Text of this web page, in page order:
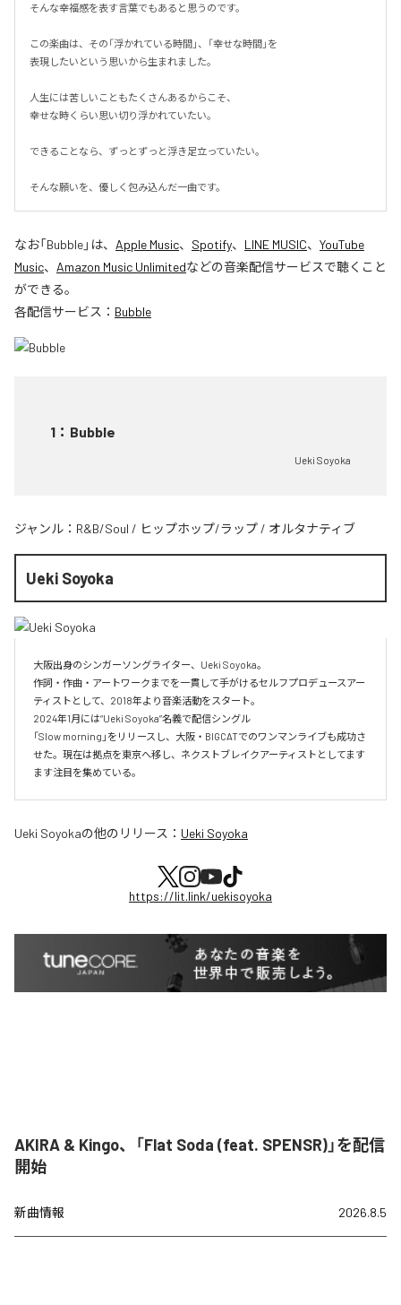
そんな幸福感を表す言葉でもあると思うのです。
この楽曲は、その「浮かれている時間」、「幸せな時間」を
表現したいという思いから生まれました。
人生には苦しいこともたくさんあるからこそ、
幸せな時くらい思い切り浮かれていたい。
できることなら、ずっとずっと浮き足立っていたい。
そんな願いを、優しく包み込んだ一曲です。
なお「Bubble」は、 Apple Music、 Spotify、 LINE MUSIC、 YouTube
Music、 Amazon Music Unlimitedなどの音楽配信サービスで聴くこと
ができる。
各配信サービス： Bubble
1 ： Bubble
Ueki Soyoka
ジャンル： R&B/Soul / ヒップホップ/ラップ / オルタナティブ
Ueki Soyoka
大阪出身のシンガーソングライター、Ueki Soyoka。
作詞・作曲・アートワークまでを一貫して手がけるセルフプロデュースアー
ティストとして、2018年より音楽活動をスタート。
2024年1月には“Ueki Soyoka”名義で配信シングル
「Slow morning」をリリースし、大阪・BIGCATでのワンマンライブも成功さ
せた。現在は拠点を東京へ移し、ネクストブレイクアーティストとしてます
ます注目を集めている。
Ueki Soyokaの他のリリース： Ueki Soyoka
https://lit.link/uekisoyoka
AKIRA & Kingo、「Flat Soda (feat. SPENSR)」を配信
開始
新曲情報 2026.8.5